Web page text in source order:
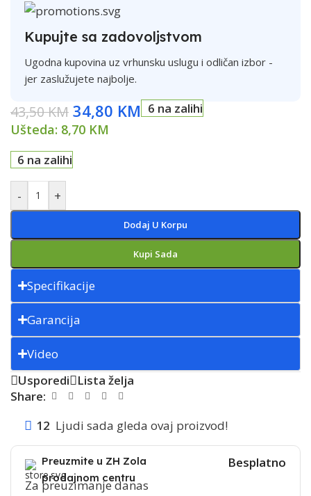
Kupujte sa zadovoljstvom
Ugodna kupovina uz vrhunsku uslugu i odličan izbor -
jer zaslužujete najbolje.
43,50KM 34,80 KM 6 na zalihi
Ušteda: 8,70 KM
6 na zalihi
- +
Dodaj U Korpu
Kupi Sada
Specifikacije
Garancija
Video
Usporedi
Lista želja
Share:
12 Ljudi sada gleda ovaj proizvod!
Preuzmite u ZH Zola
prodajnom centru
Za preuzimanje danas
Besplatno